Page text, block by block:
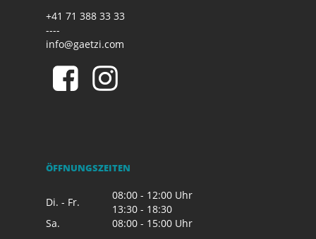
+41 71 388 33 33
----
info@gaetzi.com
ÖFFNUNGSZEITEN
Di. - Fr.
08:00 - 12:00 Uhr
13:30 - 18:30
Sa.
08:00 - 15:00 Uhr